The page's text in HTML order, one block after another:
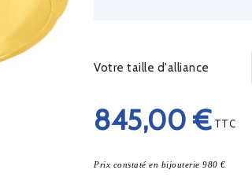
Votre taille d'alliance
845,00 € TTC
Prix constaté en bijouterie 980 €